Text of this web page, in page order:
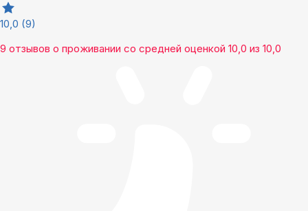
10,0 (9)
9 отзывов о проживании со средней оценкой 10,0 из 10,0